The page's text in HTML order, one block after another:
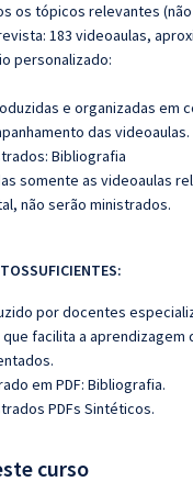
os tópicos relevantes
183 videoaulas,
personalizado:
e organizadas em
das videoaulas.
Bibliografia
somente as videoaulas
não serão ministrados.
por docentes
facilita a aprendizagem
em PDF: Bibliografia.
PDFs Sintéticos.
curso